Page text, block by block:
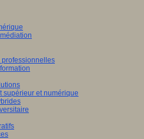
supérieur et numérique